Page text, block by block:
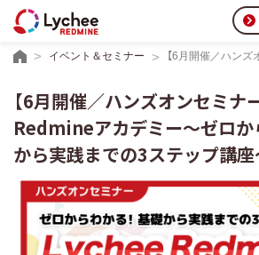
イベント＆セミナー 【6月開催／ハン
【6月開催／ハンズオンセミナ
Redmineアカデミー〜ゼロか
から実践までの3ステップ講座